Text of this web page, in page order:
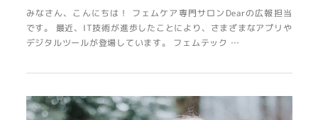
みなさん、こんにちは！ フェムケア専門サロンDearの広報担当
です。 最近、IT技術が進歩したことにより、さまざまなアプリや
デジタルツールが登場しています。 フェムテック …